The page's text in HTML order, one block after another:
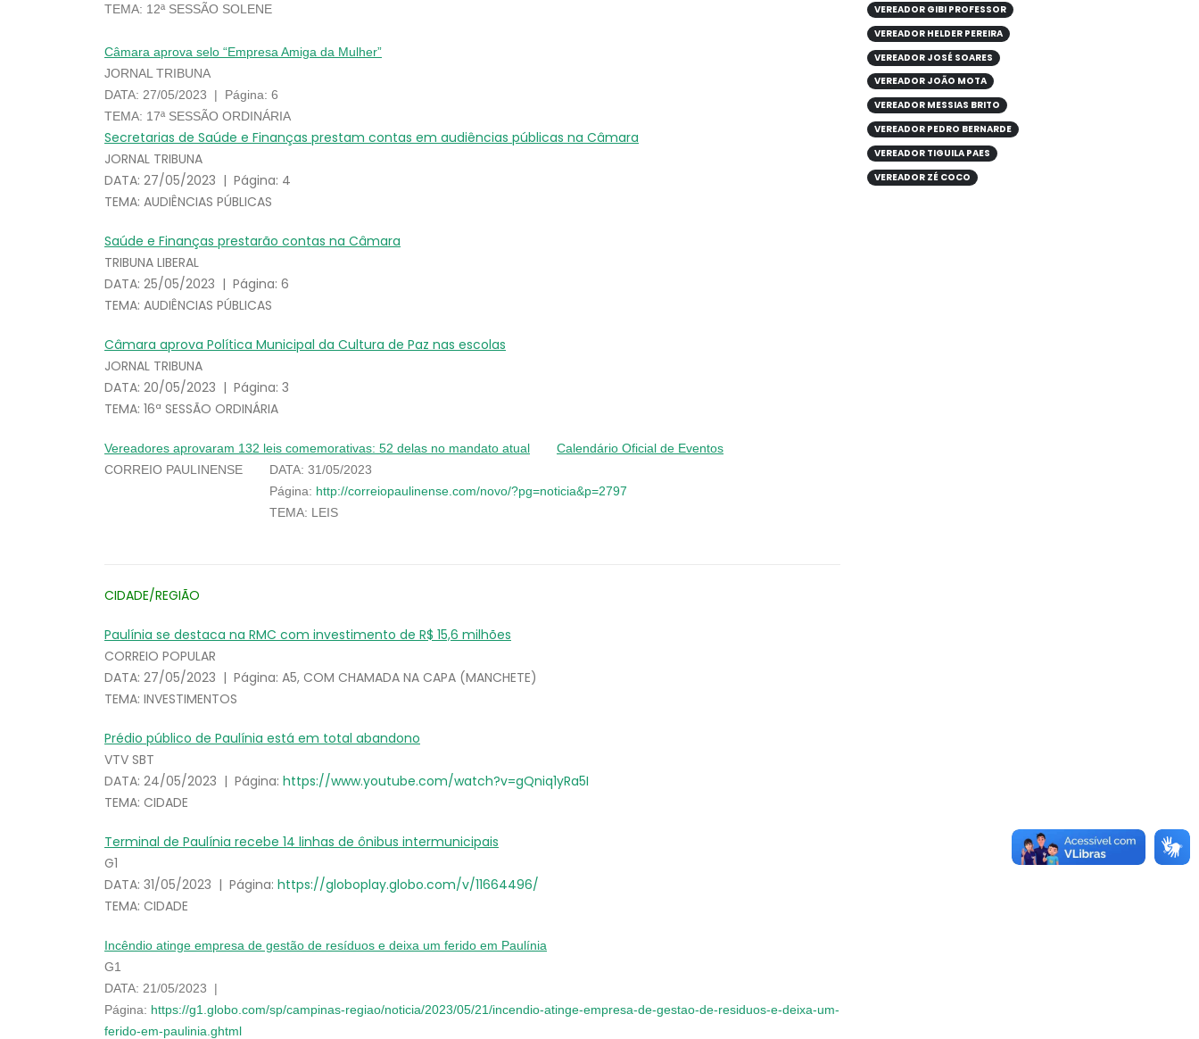
TEMA: 12ª SESSÃO SOLENE
Câmara aprova selo “Empresa Amiga da Mulher”
JORNAL TRIBUNA
DATA: 27/05/2023 | Página: 6
TEMA: 17ª SESSÃO ORDINÁRIA
Secretarias de Saúde e Finanças prestam contas em audiências públicas na Câmara
JORNAL TRIBUNA
DATA: 27/05/2023 | Página: 4
TEMA: AUDIÊNCIAS PÚBLICAS
Saúde e Finanças prestarão contas na Câmara
TRIBUNA LIBERAL
DATA: 25/05/2023 | Página: 6
TEMA: AUDIÊNCIAS PÚBLICAS
Câmara aprova Política Municipal da Cultura de Paz nas escolas
JORNAL TRIBUNA
DATA: 20/05/2023 | Página: 3
TEMA: 16ª SESSÃO ORDINÁRIA
Vereadores aprovaram 132 leis comemorativas: 52 delas no mandato atual
Calendário Oficial de Eventos
CORREIO PAULINENSE
DATA: 31/05/2023
Página: http://correiopaulinense.com/novo/?pg=noticia&p=2797
TEMA: LEIS
CIDADE/REGIÃO
Paulínia se destaca na RMC com investimento de R$ 15,6 milhões
CORREIO POPULAR
DATA: 27/05/2023 | Página: A5, COM CHAMADA NA CAPA (MANCHETE)
TEMA: INVESTIMENTOS
Prédio público de Paulínia está em total abandono
VTV SBT
DATA: 24/05/2023 | Página: https://www.youtube.com/watch?v=gQniq1yRa5I
TEMA: CIDADE
Terminal de Paulínia recebe 14 linhas de ônibus intermunicipais
G1
DATA: 31/05/2023 | Página: https://globoplay.globo.com/v/11664496/
TEMA: CIDADE
Incêndio atinge empresa de gestão de resíduos e deixa um ferido em Paulínia
G1
DATA: 21/05/2023 |
Página: https://g1.globo.com/sp/campinas-regiao/noticia/2023/05/21/incendio-atinge-empresa-de-gestao-de-residuos-e-deixa-um-
ferido-em-paulinia.ghtml
VEREADOR GIBI PROFESSOR
VEREADOR HELDER PEREIRA
VEREADOR JOSÉ SOARES
VEREADOR JOÃO MOTA
VEREADOR MESSIAS BRITO
VEREADOR PEDRO BERNARDE
VEREADOR TIGUILA PAES
VEREADOR ZÉ COCO